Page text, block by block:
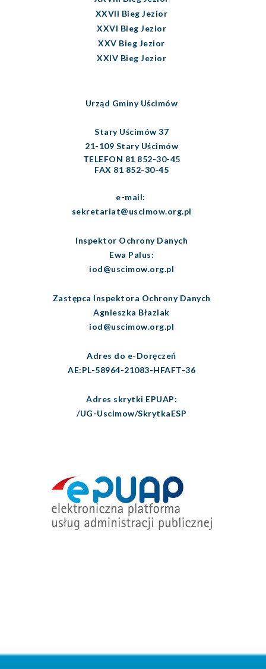
XXVII Bieg Jezior
XXVI Bieg Jezior
XXV Bieg Jezior
XXIV Bieg Jezior
Urząd Gminy Uścimów
Stary Uścimów 37
21-109 Stary Uścimów
TELEFON 81 852-30-45
FAX 81 852-30-45
e-mail:
sekretariat@uscimow.org.pl
Inspektor Ochrony Danych
Ewa Palus:
iod@uscimow.org.pl
Zastępca Inspektora Ochrony Danych
Agnieszka Błaziak
iod@uscimow.org.pl
Adres do e-Doręczeń
AE:PL-58964-21083-HFAFT-36
Adres skrytki EPUAP:
/UG-Uscimow/SkrytkaESP